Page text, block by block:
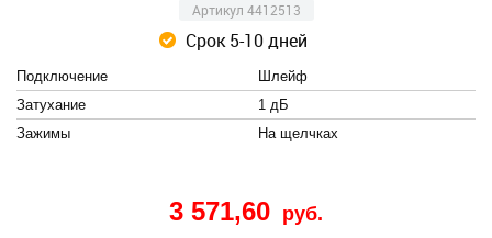
Артикул 4412513
Срок 5-10 дней
Подключение
Шлейф
Затухание
1 дБ
Зажимы
На щелчках
3 571,60 руб.